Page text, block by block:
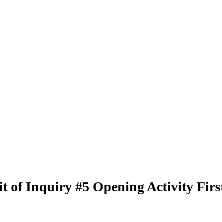
of Inquiry #5 Opening Activity